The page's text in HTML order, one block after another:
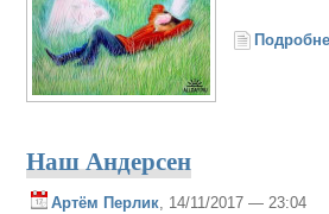
Наш Андерсен
Артём Перлик, 14/11/2017 — 23:04